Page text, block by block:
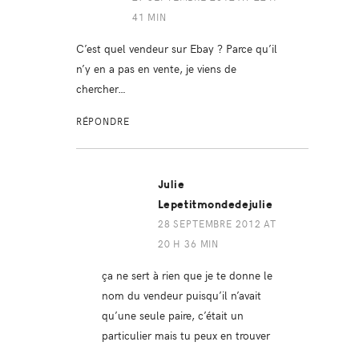
41 MIN
C’est quel vendeur sur Ebay ? Parce qu’il
n’y en a pas en vente, je viens de
chercher…
RÉPONDRE
Julie
Lepetitmondedejulie
28 SEPTEMBRE 2012 AT
20 H 36 MIN
ça ne sert à rien que je te donne le
nom du vendeur puisqu’il n’avait
qu’une seule paire, c’était un
particulier mais tu peux en trouver